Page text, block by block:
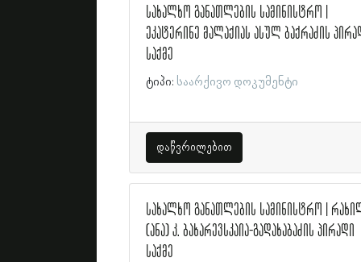
სახალხო განათლების სამინისტრო |
ეკატერინე მალაქიას ასულ ბაქრაძის
საქმე
ტიპი: საარქივო დოკუმენტი
დაწვრილებით
სახალხო განათლების სამინისტრო |
(ანა) კ. ბახარევსკაია-გადახაბაძის პირადი
საქმე